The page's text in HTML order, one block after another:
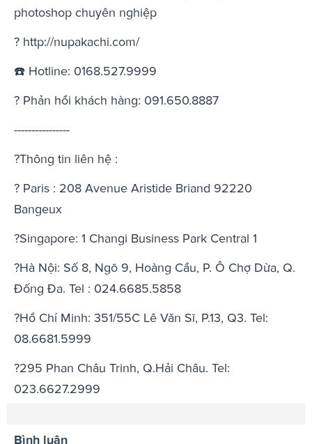
photoshop chuyên nghiệp
? http://nupakachi.com/
☎️ Hotline: 0168.527.9999
? Phản hồi khách hàng: 091.650.8887
----------------
?Thông tin liên hệ :
? Paris : 208 Avenue Aristide Briand 92220
Bangeux
?Singapore: 1 Changi Business Park Central 1
?Hà Nội: Số 8, Ngõ 9, Hoàng Cầu, P. Ô Chợ Dừa, Q.
Đống Đa. Tel : 024.6685.5858
?Hồ Chí Minh: 351/55C Lê Văn Sĩ, P.13, Q3. Tel:
08.6681.5999
?295 Phan Châu Trinh, Q.Hải Châu. Tel:
023.6627.2999
Bình luận